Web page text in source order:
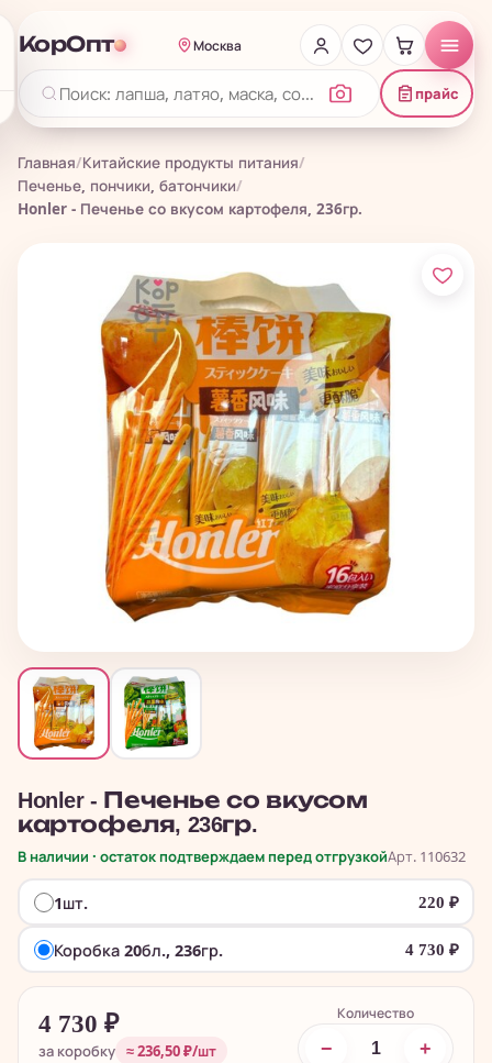
КорОпт Москва
прайс
Главная/Китайские продукты питания/
Печенье, пончики, батончики/
Honler - Печенье со вкусом картофеля, 236гр.
Honler - Печенье со вкусом
картофеля, 236гр.
В наличии · остаток подтверждаем перед отгрузкойАрт. 110632
1шт. 220 ₽
Коробка 20бл., 236гр. 4 730 ₽
4 730 ₽
за коробку ≈ 236,50 ₽/шт
Количество
− +